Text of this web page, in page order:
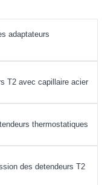
adaptateurs
T2 avec capillaire acier
thermostatiques
des detendeurs T2